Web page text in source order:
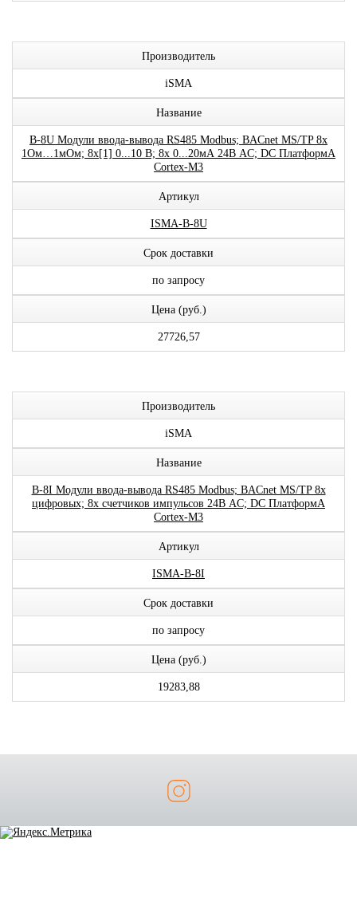
Производитель
iSMA
Название
B-8U Модули ввода-вывода RS485 Modbus; BACnet MS/TP 8x
1Ом…1мОм; 8x[1] 0...10 В; 8x 0...20мА 24В AC; DC ПлатформА
Cortex-M3
Артикул
ISMA-B-8U
Срок доставки
по запросу
Цена (руб.)
27726,57
Производитель
iSMA
Название
B-8I Модули ввода-вывода RS485 Modbus; BACnet MS/TP 8x
цифровых; 8x счетчиков импульсов 24В AC; DC ПлатформА
Cortex-M3
Артикул
ISMA-B-8I
Срок доставки
по запросу
Цена (руб.)
19283,88